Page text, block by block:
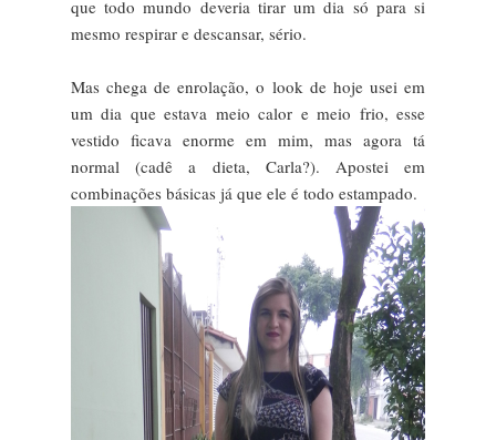
que todo mundo deveria tirar um dia só para si
mesmo respirar e descansar, sério.
Mas chega de enrolação, o look de hoje usei em
um dia que estava meio calor e meio frio, esse
vestido ficava enorme em mim, mas agora tá
normal (cadê a dieta, Carla?). Apostei em
combinações básicas já que ele é todo estampado.